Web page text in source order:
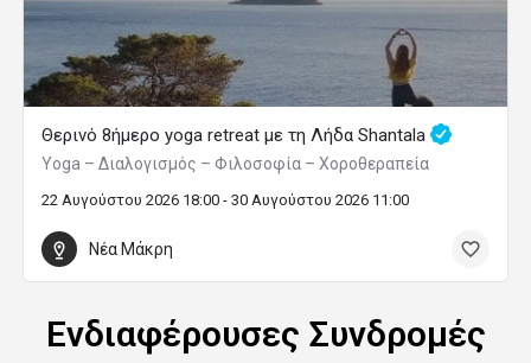
Θερινό 8ήμερο yoga retreat με τη Λήδα Shantala
Yoga – Διαλογισμός – Φιλοσοφία – Χοροθεραπεία
22 Αυγούστου 2026 18:00 - 30 Αυγούστου 2026 11:00
Νέα Μάκρη
Ενδιαφέρουσες Συνδρομές